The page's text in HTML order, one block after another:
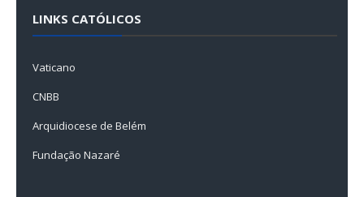
LINKS CATÓLICOS
Vaticano
CNBB
Arquidiocese de Belém
Fundação Nazaré